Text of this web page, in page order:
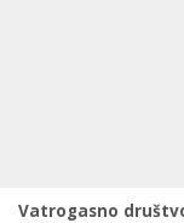
Vatrogasno